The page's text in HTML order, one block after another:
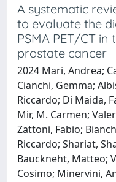
A systematic
to evaluate the
PSMA PET/CT
prostate cancer
2024 Mari, Andrea;
Cianchi, Gemma;
Riccardo; Di Maida,
Mir, M. Carmen;
Zattoni, Fabio;
Riccardo; Shariat,
Bauckneht, Matteo;
Cosimo; Minervini,